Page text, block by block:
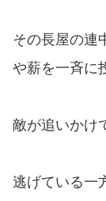
その長屋の連
や薪を一斉に
敵が追いかけ
逃げている一